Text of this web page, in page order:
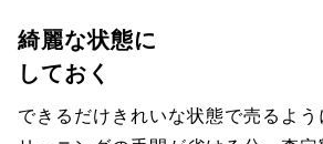
綺麗な状態に
しておく
できるだけきれいな状態で売るよ